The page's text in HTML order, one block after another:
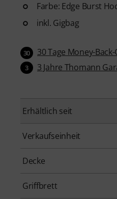
Farbe: Edge Burst
inkl. Gigbag
30 30 Tage Money-
3 3 Jahre Thomann
Erhältlich seit
Verkaufseinheit
Decke
Griffbrett